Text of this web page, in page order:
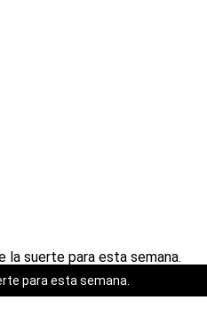
para esta semana.